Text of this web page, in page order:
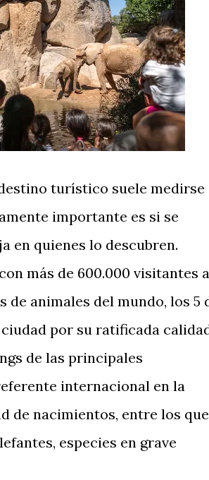
turístico suele medirse
importante es si se
en quienes lo descubren.
más de 600.000 visitantes
de animales del mundo, los 5
por su ratificada
de las principales
internacional en la
de nacimientos, entre los que
especies en grave